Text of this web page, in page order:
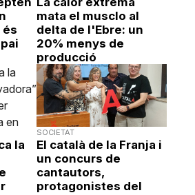
és
mata el musclo al
delta de l'Ebre: un
20% menys de
producció
la
SOCIETAT
El català de la Franja i
un concurs de
cantautors,
protagonistes del